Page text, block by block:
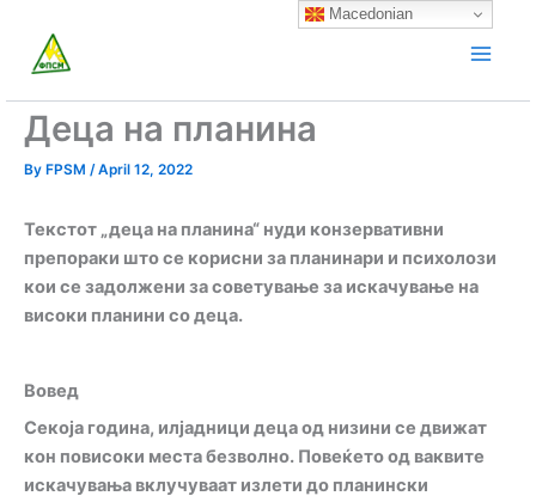
content
Деца на планина
By FPSM /April 12, 2022
Текстот „деца на планина“ нуди конзервативни
препораки што се корисни за планинари и психолози
кои се задолжени за советување за искачување на
високи планини со деца.
Вовед
Секоја година, илјадници деца од низини се движат
кон повисоки места безволно. Повеќето од ваквите
искачувања вклучуваат излети до планински
Macedonian